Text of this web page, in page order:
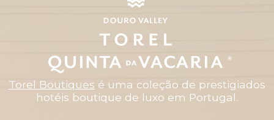
Torel Boutiques é uma coleção de prestigiados
hotéis boutique de luxo em Portugal.